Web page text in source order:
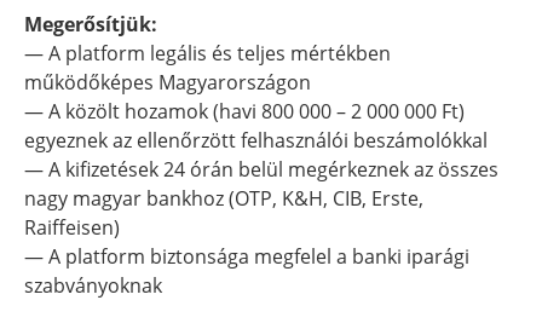
Megerősítjük:
— A platform legális és teljes mértékben
működőképes Magyarországon
— A közölt hozamok (havi 800 000 – 2 000 000 Ft)
egyeznek az ellenőrzött felhasználói beszámolókkal
— A kifizetések 24 órán belül megérkeznek az összes
nagy magyar bankhoz (OTP, K&H, CIB, Erste,
Raiffeisen)
— A platform biztonsága megfelel a banki iparági
szabványoknak